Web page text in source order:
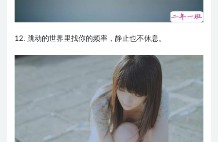
12. 跳动的世界里找你的频率，静止也不休息。